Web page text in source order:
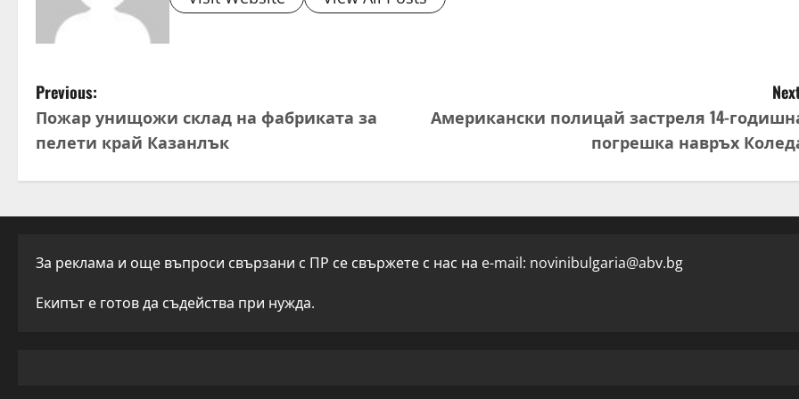
P
o
s
t
n
v
Previous:
Пожар унищожи склад на фабриката за
пелети край Казанлък
Американски полицай застреля 14-
погрешка навръх
За реклама и още въпроси свързани с ПР се свържете с нас на e-mail: novinibulgaria@abv.bg
Екипът е готов да съдейства при нужда.